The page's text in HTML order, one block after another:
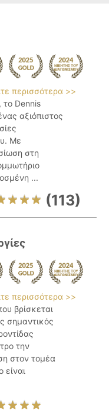
περισσότερα >>
το Dennis
αξιόπιστος
Με
στη
...
(113)
περισσότερα >>
βρίσκεται
σημαντικός
την
στον τομέα